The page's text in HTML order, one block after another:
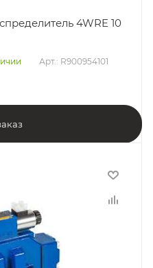
4WRE 10
Арт.: R900954101